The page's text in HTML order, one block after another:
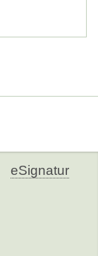
eSignatur